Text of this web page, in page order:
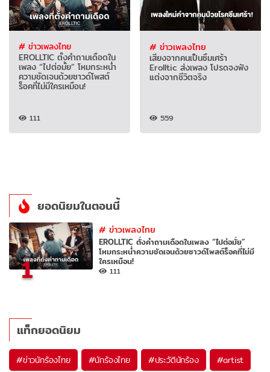
# ข่าวเพลงไทย
EROLLTIC ตั้งคำถามเดือดใน
เพลง “ไปต่อมั้ย” โหมกระหน่ำ
ความชัดเจนด้วยซาวด์โพสต์
ร็อคที่ไม่มีใครเหมือน!
111
# ข่าวเพลงไทย
เสียงจากคนเป็นซึมเศร้า
Erolltic ส่งเพลง โปรดจงฟัง
แต่งจากชีวิตจริง
559
ยอดนิยมในตอนนี้
1
#ข่าวเพลงไทย
EROLLTIC ตั้งคำถามเดือดในเพลง “ไปต่อมั้ย”
โหมกระหน่ำความชัดเจนด้วยซาวด์โพสต์ร็อคที่ไม่มี
ใครเหมือน!
111
แท็กยอดนิยม
#ข่าวนักร้องไทย #นักร้องไทย #ประวัตินักร้อง #artist